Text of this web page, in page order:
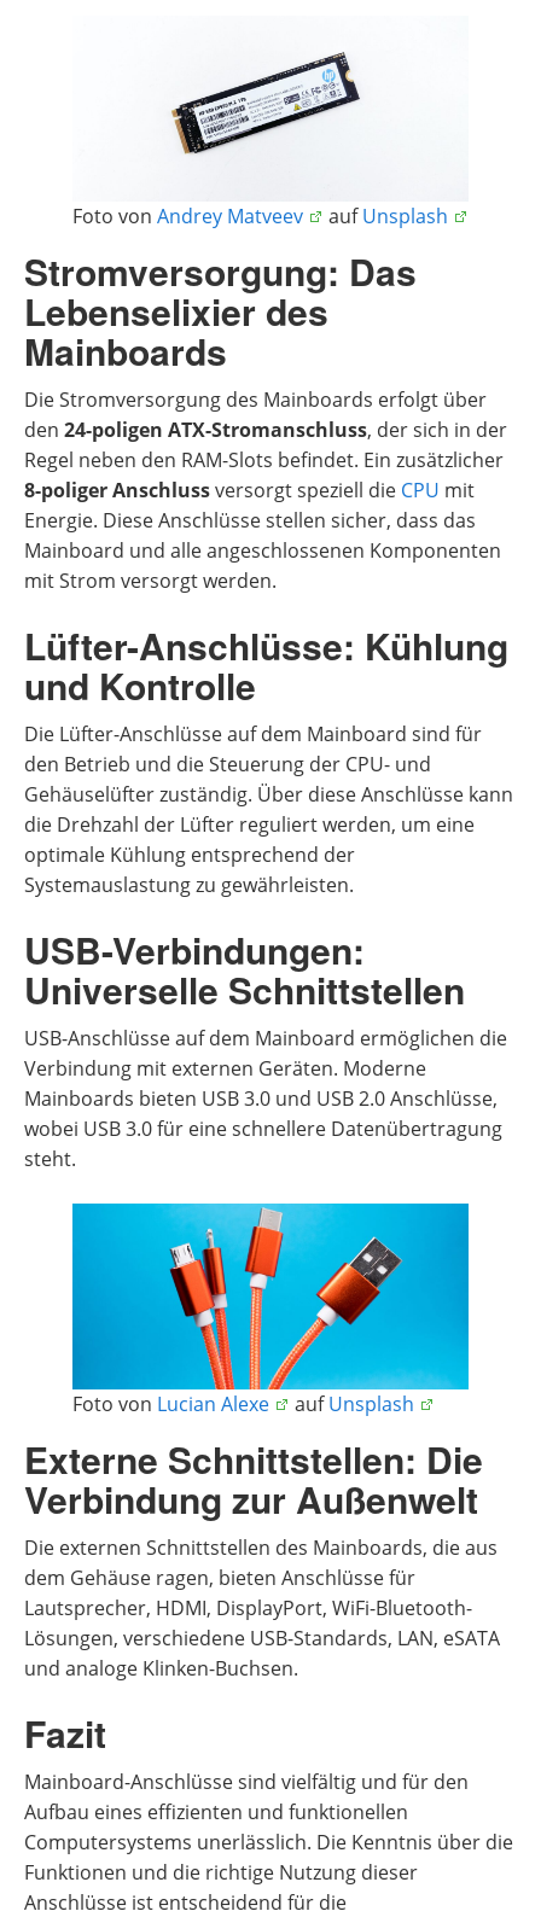
Foto von Andrey Matveev aufUnsplash
Stromversorgung: Das
Lebenselixier des
Mainboards
Die Stromversorgung des Mainboards erfolgt über
den 24-poligen ATX-Stromanschluss, der sich in der
Regel neben den RAM-Slots befindet. Ein zusätzlicher
8-poliger Anschlussversorgt speziell die CPU mit
Energie. Diese Anschlüsse stellen sicher, dass das
Mainboard und alle angeschlossenen Komponenten
mit Strom versorgt werden.
Lüfter-Anschlüsse: Kühlung
und Kontrolle
Die Lüfter-Anschlüsse auf dem Mainboard sind für
den Betrieb und die Steuerung der CPU- und
Gehäuselüfter zuständig. Über diese Anschlüsse kann
die Drehzahl der Lüfter reguliert werden, um eine
optimale Kühlung entsprechend der
Systemauslastung zu gewährleisten.
USB-Verbindungen:
Universelle Schnittstellen
USB-Anschlüsse auf dem Mainboard ermöglichen die
Verbindung mit externen Geräten. Moderne
Mainboards bieten USB 3.0 und USB 2.0 Anschlüsse,
wobei USB 3.0 für eine schnellere Datenübertragung
steht.
Foto von Lucian Alexe aufUnsplash
Externe Schnittstellen: Die
Verbindung zur Außenwelt
Die externen Schnittstellen des Mainboards, die aus
dem Gehäuse ragen, bieten Anschlüsse für
Lautsprecher, HDMI, DisplayPort, WiFi-Bluetooth-
Lösungen, verschiedene USB-Standards, LAN, eSATA
und analoge Klinken-Buchsen.
Fazit
Mainboard-Anschlüsse sind vielfältig und für den
Aufbau eines effizienten und funktionellen
Computersystems unerlässlich. Die Kenntnis über die
Funktionen und die richtige Nutzung dieser
Anschlüsse ist entscheidend für die